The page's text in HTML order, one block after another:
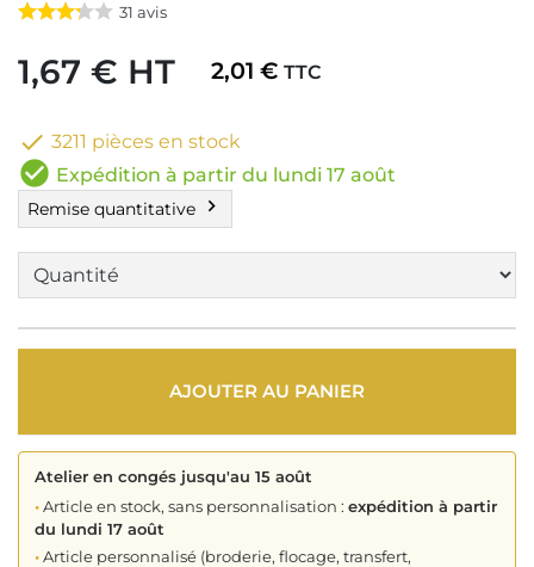
31 avis
1,67 € HT 2,01 € TTC
 3211 pièces en stock
check_circle Expédition à partir du lundi 17 août
Remise quantitative chevron_right
AJOUTER AU PANIER
Atelier en congés jusqu'au 15 août
•Article en stock, sans personnalisation : expédition à partir
du lundi 17 août
•Article personnalisé (broderie, flocage, transfert,